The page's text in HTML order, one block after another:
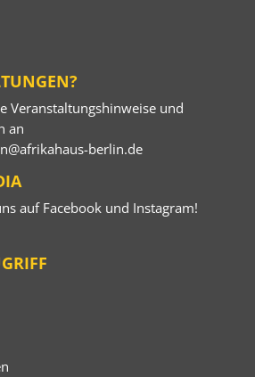
Veranstaltungshinweise und
an
berlin.de
auf Facebookund Instagram!